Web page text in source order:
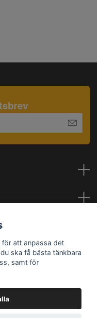
för att anpassa det
ska få bästa tänkbara
samt för